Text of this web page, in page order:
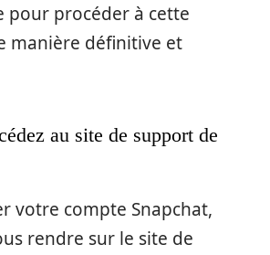
pour procéder à cette
manière définitive et
au site de support de
votre compte Snapchat,
rendre sur le site de